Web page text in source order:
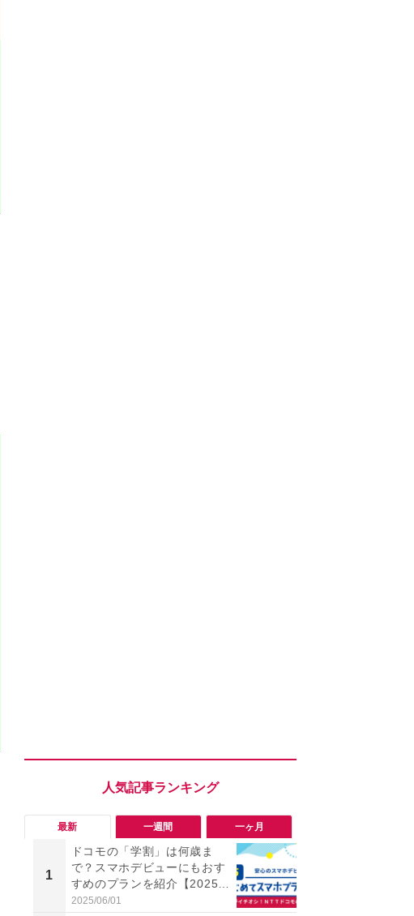
最新 一週間 一ヶ月
1
ドコモの「学割」は何歳ま
で？スマホデビューにもおす
すめのプランを紹介【2025年
最新】
2025/06/01